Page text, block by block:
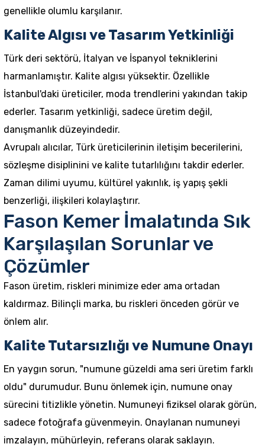
genellikle olumlu karşılanır.
Kalite Algısı ve Tasarım Yetkinliği
Türk deri sektörü, İtalyan ve İspanyol tekniklerini
harmanlamıştır. Kalite algısı yüksektir. Özellikle
İstanbul'daki üreticiler, moda trendlerini yakından takip
ederler. Tasarım yetkinliği, sadece üretim değil,
danışmanlık düzeyindedir.
Avrupalı alıcılar, Türk üreticilerinin iletişim becerilerini,
sözleşme disiplinini ve kalite tutarlılığını takdir ederler.
Zaman dilimi uyumu, kültürel yakınlık, iş yapış şekli
benzerliği, ilişkileri kolaylaştırır.
Fason Kemer İmalatında Sık
Karşılaşılan Sorunlar ve
Çözümler
Fason üretim, riskleri minimize eder ama ortadan
kaldırmaz. Bilinçli marka, bu riskleri önceden görür ve
önlem alır.
Kalite Tutarsızlığı ve Numune Onayı
En yaygın sorun, "numune güzeldi ama seri üretim farklı
oldu" durumudur. Bunu önlemek için, numune onay
sürecini titizlikle yönetin. Numuneyi fiziksel olarak görün,
sadece fotoğrafa güvenmeyin. Onaylanan numuneyi
imzalayın, mühürleyin, referans olarak saklayın.